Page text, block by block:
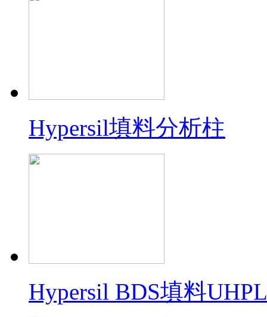
Hypersil填料分析柱
Hypersil BDS填料